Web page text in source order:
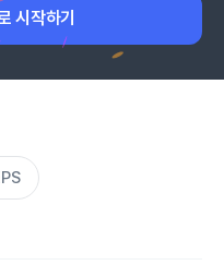
시작하기